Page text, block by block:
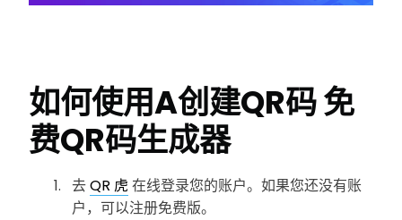
如何使用A创建QR码免
费QR码生成器
去QR 虎 在线登录您的账户。如果您还没有账
户，可以注册免费版。